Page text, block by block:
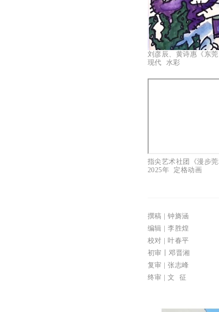
刘彦辰、黄诗惠《东
现代 水彩
指尖艺术社团《漫步
2025年 定格动画
撰稿 | 钟旖涵
编辑 | 李胜煌
校对 | 叶春平
初审丨邓晋湘
复审 | 张志峰
终审 | 文 征